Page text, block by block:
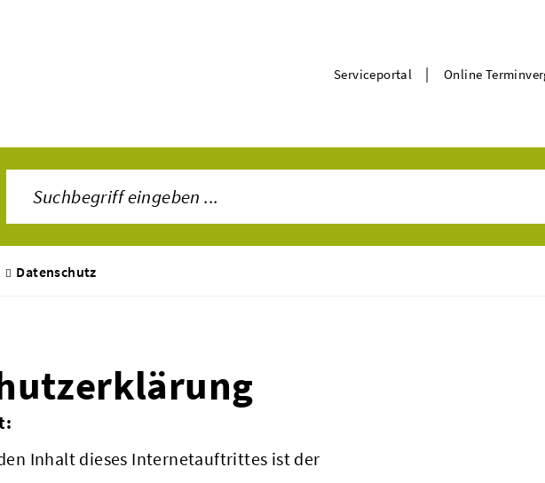
Serviceportal | Online
Datenschutz
Inhalt dieses Internetauftrittes ist der